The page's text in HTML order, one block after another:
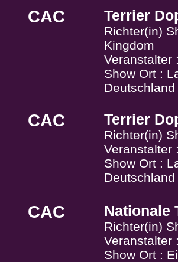
CAC Terrier
Richter(in)
Kingdom
Veranstalter
Show Ort :
Deutschland
CAC Terrier
Richter(in)
Veranstalter
Show Ort :
Deutschland
CAC Nationale
Richter(in)
Veranstalter
Show Ort :